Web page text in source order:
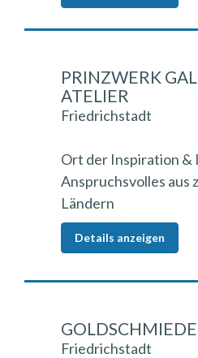
PRINZWERK
ATELIER
Friedrichstadt
Ort der Inspiration &
Anspruchsvolles aus
Ländern
Details anzeigen
Friedrichstadt